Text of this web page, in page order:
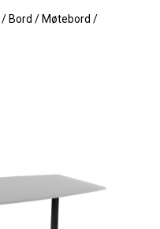
/ Bord / Møtebord /